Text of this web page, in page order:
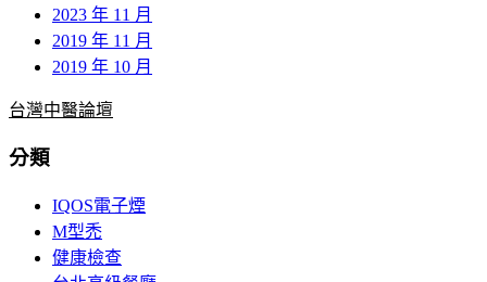
2023 年 11 月
2019 年 11 月
2019 年 10 月
台灣中醫論壇
分類
IQOS電子煙
M型禿
健康檢查